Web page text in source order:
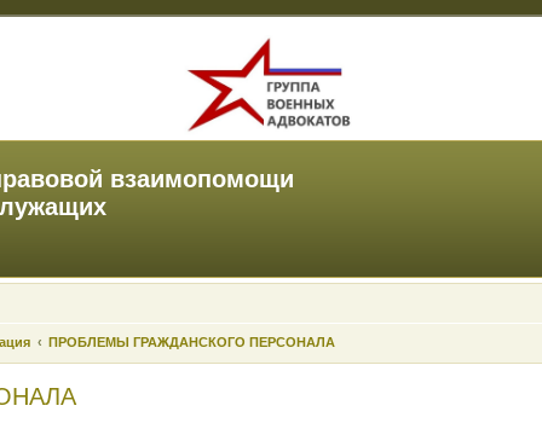
взаимопомощи
ПРОБЛЕМЫ ГРАЖДАНСКОГО ПЕРСОНАЛА